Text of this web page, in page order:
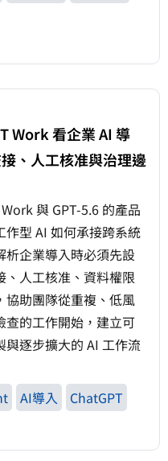
Work 看企業 AI 導
、人工核准與治理邊
與 GPT-5.6 的產品
作型 AI 如何承接跨系統
析企業導入時必須先設
、人工核准、資料權限
協助團隊從重複、低風
查的工作開始，建立可
與逐步擴大的 AI 工作流
AI導入 ChatGPT